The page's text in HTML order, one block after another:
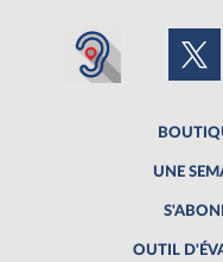
UNE
OUTIL